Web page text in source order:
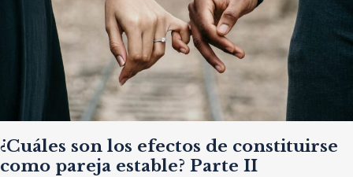
​¿Cuáles son los efectos de constituirse
como pareja estable? Parte II